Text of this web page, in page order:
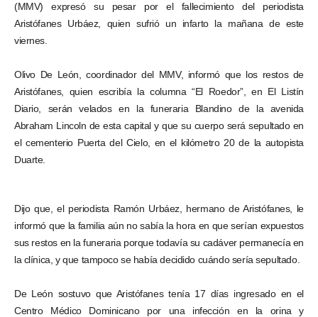
(MMV) expresó su pesar por el fallecimiento del periodista
Aristófanes Urbáez, quien sufrió un infarto la mañana de este
viernes.
Olivo De León, coordinador del MMV, informó que los restos de
Aristófanes, quien escribía la columna “El Roedor”, en El Listín
Diario, serán velados en la funeraria Blandino de la avenida
Abraham Lincoln de esta capital y que su cuerpo será sepultado en
el cementerio Puerta del Cielo, en el kilómetro 20 de la autopista
Duarte.
Dijo que, el periodista Ramón Urbáez, hermano de Aristófanes, le
informó que la familia aún no sabía la hora en que serían expuestos
sus restos en la funeraria porque todavía su cadáver permanecía en
la clínica, y que tampoco se había decidido cuándo sería sepultado.
De León sostuvo que Aristófanes tenía 17 días ingresado en el
Centro Médico Dominicano por una infección en la orina y